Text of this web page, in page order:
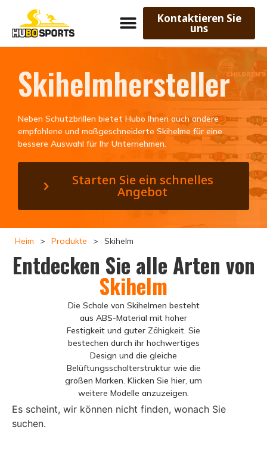
Kontaktieren Sie
uns
Skihelmhersteller
Neben Schutzbrillen bietet Hubo Ihnen auch andere
empfohlene und maßgeschneiderte Skihelme für eine
bessere Auswahl für Ihr Unternehmen.
Starten Sie ein schnelles
Angebot
Heim > Produkte > Skihelm
Entdecken Sie alle Arten von
Skihelm
Die Schale von Skihelmen besteht
aus ABS-Material mit hoher
Festigkeit und guter Zähigkeit. Sie
bestechen durch ihr hochwertiges
Design und die gleiche
Belüftungsschalterstruktur wie die
großen Marken. Klicken Sie hier, um
weitere Modelle anzuzeigen.
Es scheint, wir können nicht finden, wonach Sie
suchen.